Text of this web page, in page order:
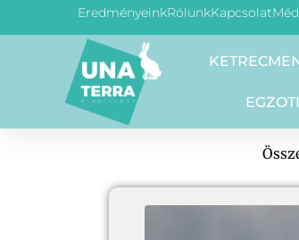
EredményeinkRólunkKapcsolat